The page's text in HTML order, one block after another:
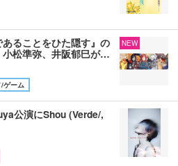
あることをひた隠す』の
松準弥、井阪郁巳が…
/ゲーム
NEW
公演にShou (Verde/,